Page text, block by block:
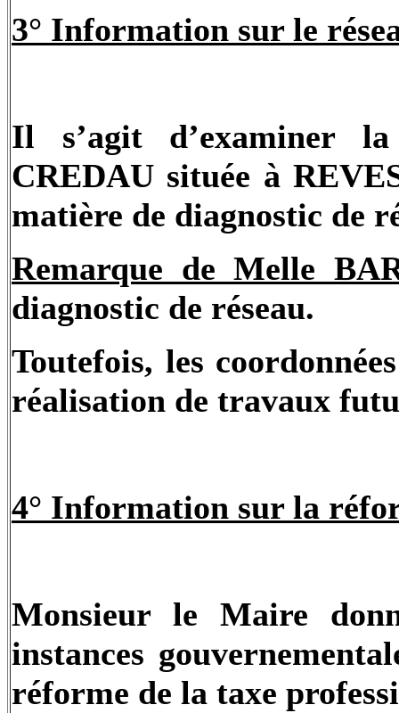
3° Information sur le
Il s’agit d’examiner
CREDAU située à
matière de diagnostic de
Remarque de Melle
diagnostic de réseau.
Toutefois, les
réalisation de travaux
4° Information sur la
Monsieur le Maire
instances
réforme de la taxe